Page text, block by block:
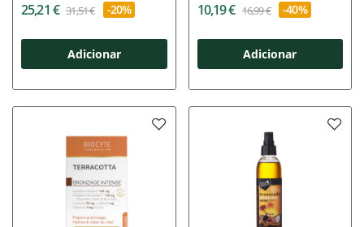
25,21 € 31,51 € -20%
Adicionar
10,19 € 16,99 € -40%
Adicionar